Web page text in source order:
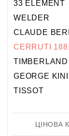
5 атм
10 атм
5 атм
10 атм
20 атм
33 ELEMENT
WELDER
CLAUDE
CERRUTI
TIMBERLAND
GEORGE KINI
TISSOT
ЦІНОВА